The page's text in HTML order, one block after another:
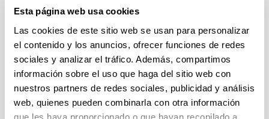
Esta página web usa cookies
Las cookies de este sitio web se usan para personalizar
el contenido y los anuncios, ofrecer funciones de redes
sociales y analizar el tráfico. Además, compartimos
información sobre el uso que haga del sitio web con
nuestros partners de redes sociales, publicidad y análisis
web, quienes pueden combinarla con otra información
que les haya proporcionado o que hayan recopilado a
Grupo de Investigación
en Cultura, Cognición y
Emoción
Menú
Enlaces